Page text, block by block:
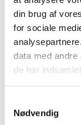
din brug af
for sociale
data med andre
de har
Nødvendig
Royal
cm fra
samlet i et
serveringer.